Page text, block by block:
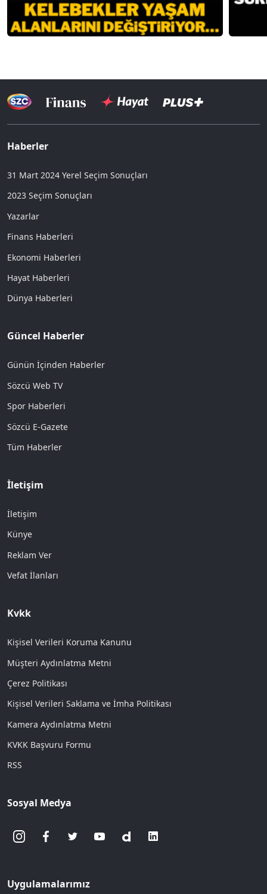
Haberler
31 Mart 2024 Yerel Seçim Sonuçları
2023 Seçim Sonuçları
Yazarlar
Finans Haberleri
Ekonomi Haberleri
Hayat Haberleri
Dünya Haberleri
Güncel Haberler
Günün İçinden Haberler
Sözcü Web TV
Spor Haberleri
Sözcü E-Gazete
Tüm Haberler
İletişim
İletişim
Künye
Reklam Ver
Vefat İlanları
Kvkk
Kişisel Verileri Koruma Kanunu
Müşteri Aydınlatma Metni
Çerez Politikası
Kişisel Verileri Saklama ve İmha Politikası
Kamera Aydınlatma Metni
KVKK Başvuru Formu
RSS
Sosyal Medya
Uygulamalarımız